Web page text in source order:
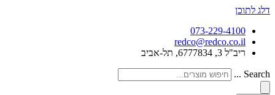
דלג לתוכן
073-229-4100
redco@redco.co.il
ריב"ל 3, 6777834, תל-אביב
Search ...